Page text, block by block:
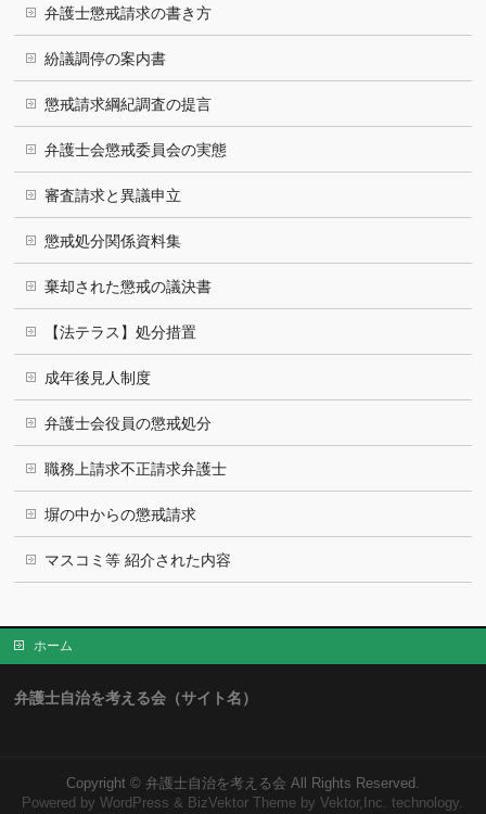
弁護士懲戒請求の書き方
紛議調停の案内書
懲戒請求綱紀調査の提言
弁護士会懲戒委員会の実態
審査請求と異議申立
懲戒処分関係資料集
棄却された懲戒の議決書
【法テラス】処分措置
成年後見人制度
弁護士会役員の懲戒処分
職務上請求不正請求弁護士
塀の中からの懲戒請求
マスコミ等 紹介された内容
ホーム
弁護士自治を考える会（サイト名）
Copyright © 弁護士自治を考える会 All Rights Reserved.
Powered byWordPress & BizVektor Theme by Vektor,Inc. technology.